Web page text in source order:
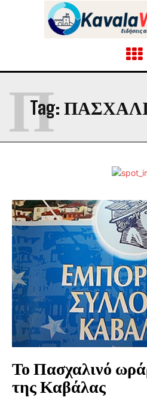
Tag:
Π
Το Πασχαλινό
της Καβάλας